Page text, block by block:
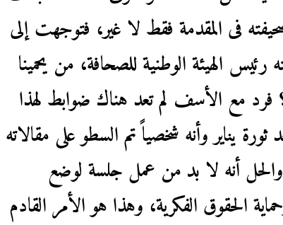
فى المقدمة فقط لا غير، فتوجهت إلى
الهيئة الوطنية للصحافة، من يحمينا
فرد مع الأسف لم تعد هناك ضوابط لهذا
يناير وأنه شخصياً تم السطو على مقالاته
أنه لا بد من عمل جلسة لوضع
الحقوق الفكرية، وهذا هو الأمر القادم